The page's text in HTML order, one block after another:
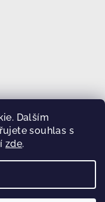
Dalším
souhlas s
zde.